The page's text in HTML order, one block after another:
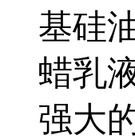
基硅
蜡乳
强大